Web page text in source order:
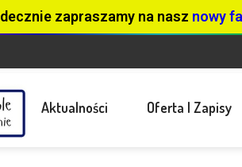
zapraszamy na nasz nowy
Aktualności Oferta I Zapisy